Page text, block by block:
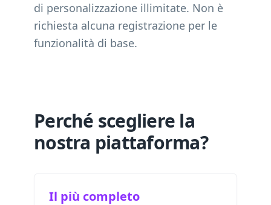
di personalizzazione illimitate. Non è
richiesta alcuna registrazione per le
funzionalità di base.
Perché scegliere la
nostra piattaforma?
Il più completo